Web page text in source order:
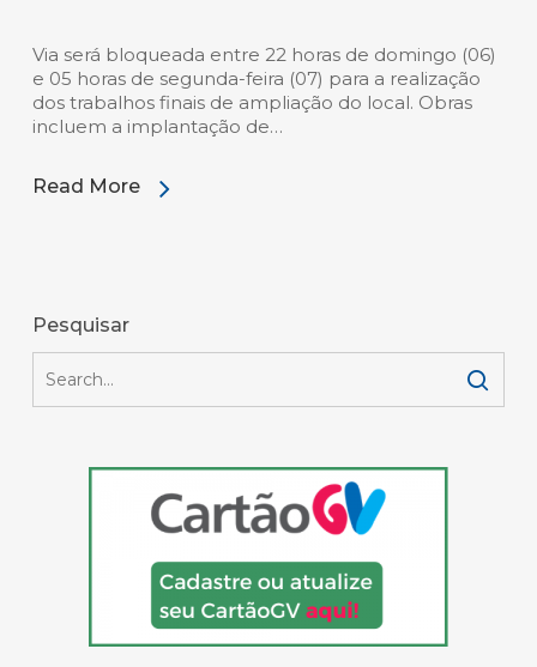
Via será bloqueada entre 22 horas de domingo (06)
e 05 horas de segunda-feira (07) para a realização
dos trabalhos finais de ampliação do local. Obras
incluem a implantação de…
Read More
Pesquisar